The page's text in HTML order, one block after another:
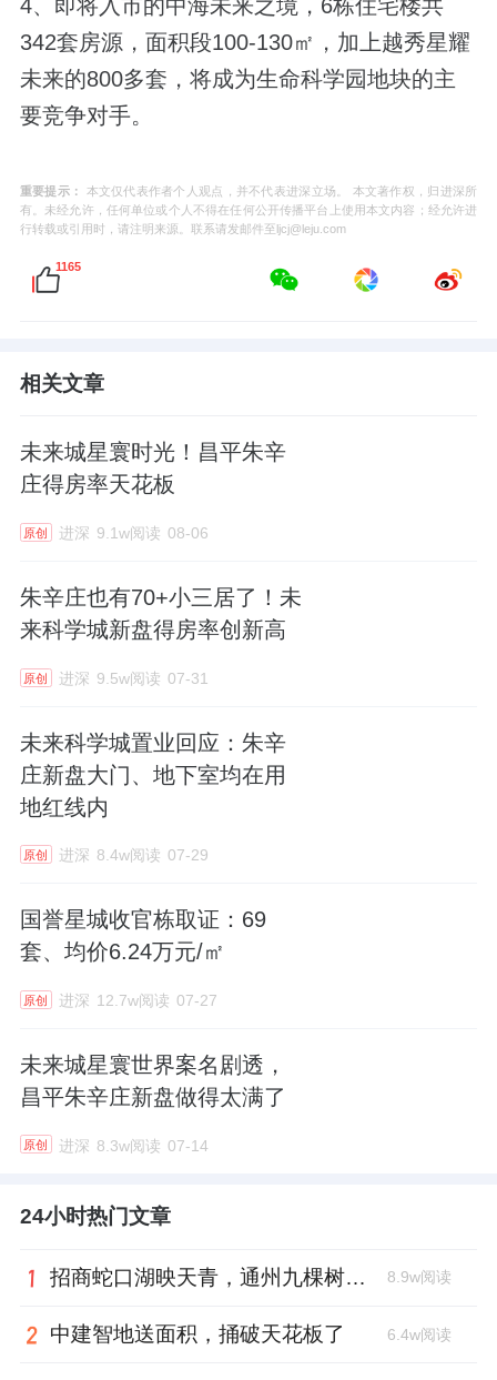
4、即将入市的中海未来之境，6栋住宅楼共
342套房源，面积段100-130㎡，加上越秀星耀
未来的800多套，将成为生命科学园地块的主
要竞争对手。
重要提示：
本文仅代表作者个人观点，并不代表进深立场。 本文著作权，归进深所
有。未经允许，任何单位或个人不得在任何公开传播平台上使用本文内容；经允许进
行转载或引用时，请注明来源。联系请发邮件至ljcj@leju.com
1165
相关文章
未来城星寰时光！昌平朱辛
庄得房率天花板
原创 进深 9.1w阅读 08-06
朱辛庄也有70+小三居了！未
来科学城新盘得房率创新高
原创 进深 9.5w阅读 07-31
未来科学城置业回应：朱辛
庄新盘大门、地下室均在用
地红线内
原创 进深 8.4w阅读 07-29
国誉星城收官栋取证：69
套、均价6.24万元/㎡
原创 进深 12.7w阅读 07-27
未来城星寰世界案名剧透，
昌平朱辛庄新盘做得太满了
原创 进深 8.3w阅读 07-14
24小时热门文章
招商蛇口湖映天青，通州九棵树首座宋韵新盘亮相 8.9w阅读
中建智地送面积，捅破天花板了 6.4w阅读